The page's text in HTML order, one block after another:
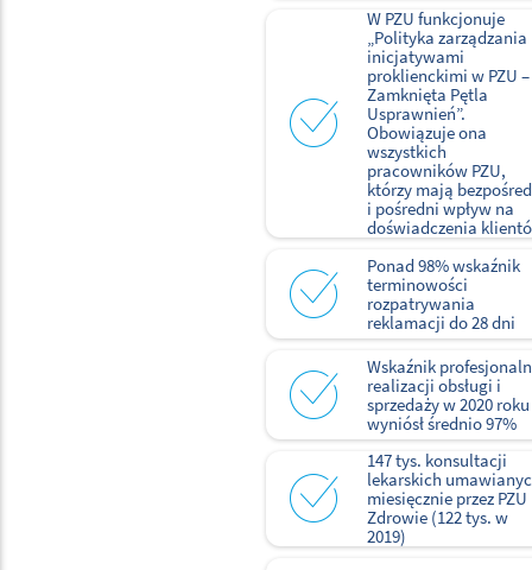
W PZU funkcjonuje
„Polityka zarządzania
inicjatywami
proklienckimi w PZU –
Zamknięta Pętla
Usprawnień”.
Obowiązuje ona
wszystkich
pracowników PZU,
którzy mają
i pośredni wpływ na
doświadczenia
Ponad 98% wskaźnik
terminowości
rozpatrywania
reklamacji do 28 dni
Wskaźnik
realizacji obsługi i
sprzedaży w 2020 roku
wyniósł średnio 97%
147 tys. konsultacji
lekarskich
miesięcznie przez PZU
Zdrowie (122 tys. w
2019)